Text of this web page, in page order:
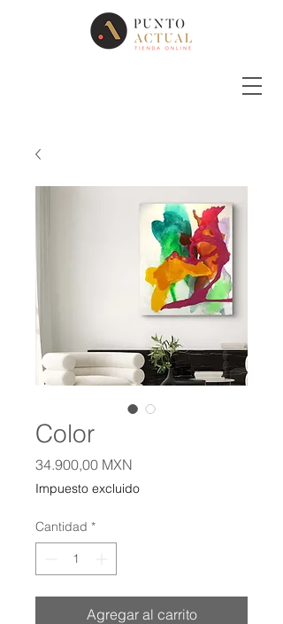
Color
34.900,00 MXN
Impuesto excluido
Cantidad *
Agregar al carrito